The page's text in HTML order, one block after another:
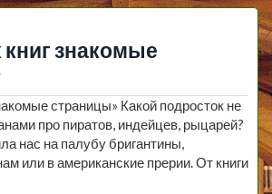
знакомые
страницы» Какой подросток не
про пиратов, индейцев, рыцарей?
нас на палубу бригантины,
или в американские прерии. От книги